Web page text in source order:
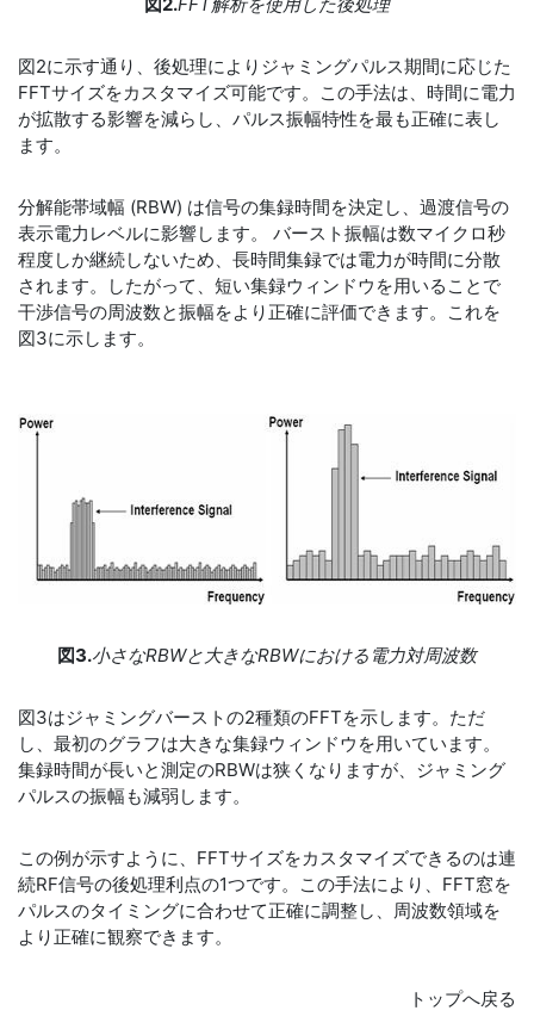
図2に示す通り、後処理によりジャミングパルス期間に応じた
FFTサイズをカスタマイズ可能です。この手法は、時間に電力
が拡散する影響を減らし、パルス振幅特性を最も正確に表し
ます。
分解能帯域幅 (RBW) は信号の集録時間を決定し、過渡信号の
表示電力レベルに影響します。 バースト振幅は数マイクロ秒
程度しか継続しないため、長時間集録では電力が時間に分散
されます。したがって、短い集録ウィンドウを用いることで
干渉信号の周波数と振幅をより正確に評価できます。これを
図3に示します。
図3.小さなRBWと大きなRBWにおける電力対周波数
図3はジャミングバーストの2種類のFFTを示します。ただ
し、最初のグラフは大きな集録ウィンドウを用いています。
集録時間が長いと測定のRBWは狭くなりますが、ジャミング
パルスの振幅も減弱します。
この例が示すように、FFTサイズをカスタマイズできるのは連
続RF信号の後処理利点の1つです。この手法により、FFT窓を
パルスのタイミングに合わせて正確に調整し、周波数領域を
より正確に観察できます。
トップへ戻る